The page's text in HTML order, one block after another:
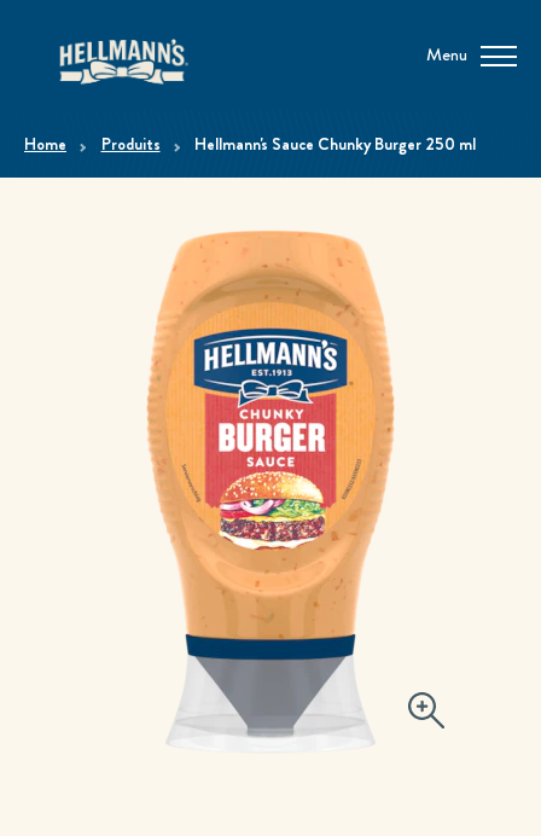
Menu
home Produits Hellmann's Sauce Chunky Burger 250 ml